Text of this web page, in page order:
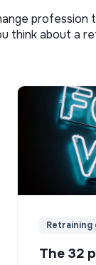
profession
think about a
Retraining
The 32